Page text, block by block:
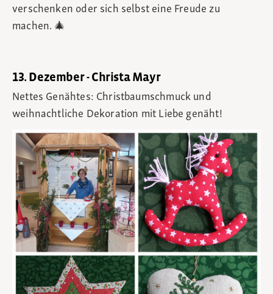
verschenken oder sich selbst eine Freude zu
machen. 🎄
13. Dezember - Christa Mayr
Nettes Genähtes: Christbaumschmuck und
weihnachtliche Dekoration mit Liebe genäht!